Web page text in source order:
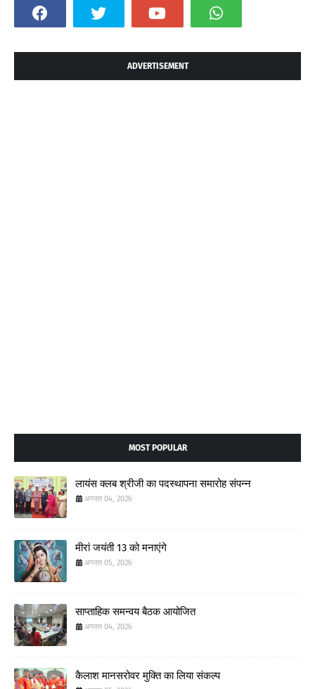
ADVERTISEMENT
MOST POPULAR
लायंस क्लब श्रीजी का पदस्थापना समारोह संपन्न
अगस्त 04, 2026
मीरां जयंती 13 को मनाएंगे
अगस्त 05, 2026
साप्ताहिक समन्वय बैठक आयोजित
अगस्त 04, 2026
कैलाश मानसरोवर मुक्ति का लिया संकल्प